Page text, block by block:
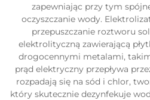
zapewniając przy tym
oczyszczanie wody.
przepuszczanie roztworu
elektrolityczną zawierającą
drogocennymi metalami,
prąd elektryczny przepływa
rozpadają się na sód i chlor,
który skutecznie dezynfekuje